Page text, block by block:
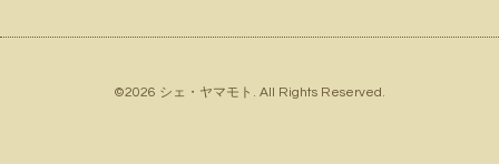
©2026 シェ・ヤマモト . All Rights Reserved.